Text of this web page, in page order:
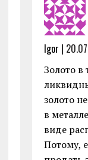
Igor |
Золото в
золото
в
виде
Потому,